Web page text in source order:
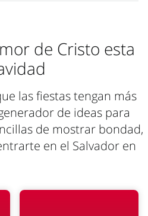
de adoración
espacio reservado para
amamantar a los
otras necesidades.
de Cristo esta
las fiestas tengan más
de ideas para
de mostrar bondad,
en el Salvador en